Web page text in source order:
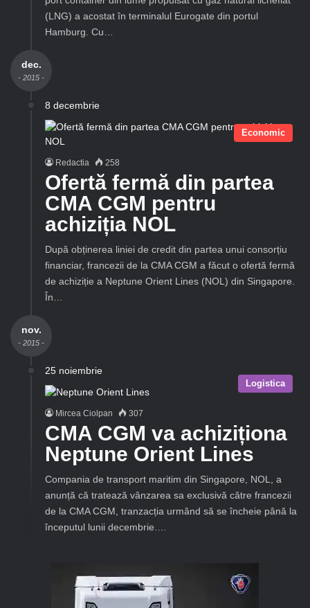
(LNG) a acostat în terminalul Eurogate din portul
Hamburg. Cu…
dec.
- 2015 -
8 decembrie
Economic
Redactia 258
Ofertă fermă din partea
CMA CGM pentru
achiziția NOL
După obținerea liniei de credit din partea unui consorțiu
financiar, francezii de la CMA CGM a făcut o ofertă fermă
de achiziție a Neptune Orient Lines (NOL) din Singapore.
În…
nov.
- 2015 -
25 noiembrie
Logistica
Mircea Ciolpan 307
CMA CGM va achiziționa
Neptune Orient Lines
Compania de transport maritim din Singapore, NOL, a
anunță că tratează vânzarea sa exclusivă către francezii
de la CMA CGM, tranzacția urmând să se încheie până la
începutul lunii decembrie.…